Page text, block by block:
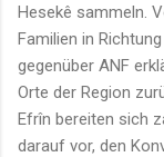
Hesekê sammeln.
Familien in
gegenüber ANF
Orte der Region
Efrîn bereiten sich
darauf vor, den